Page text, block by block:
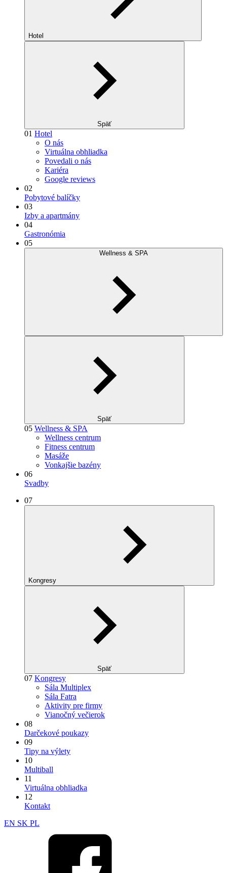
Hotel
Späť
01 Hotel
O nás
Virtuálna obhliadka
Povedali o nás
Kariéra
Google reviews
02
Pobytové balíčky
03
Izby a apartmány
04
Gastronómia
05
Wellness & SPA
Späť
05 Wellness & SPA
Wellness centrum
Fitness centrum
Masáže
Vonkajšie bazény
06
Svadby
07
Kongresy
Späť
07 Kongresy
Sála Multiplex
Sála Fatra
Aktivity pre firmy
Vianočný večierok
08
Darčekové poukazy
09
Tipy na výlety
10
Multiball
11
Virtuálna obhliadka
12
Kontakt
EN SK PL